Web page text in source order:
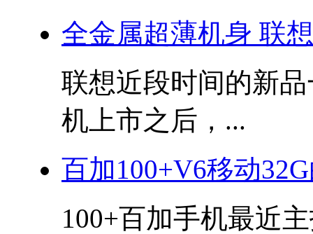
全金属超薄机身 联
联想近段时间的新
机上市之后，...
百加100+V6移动
100+百加手机最近